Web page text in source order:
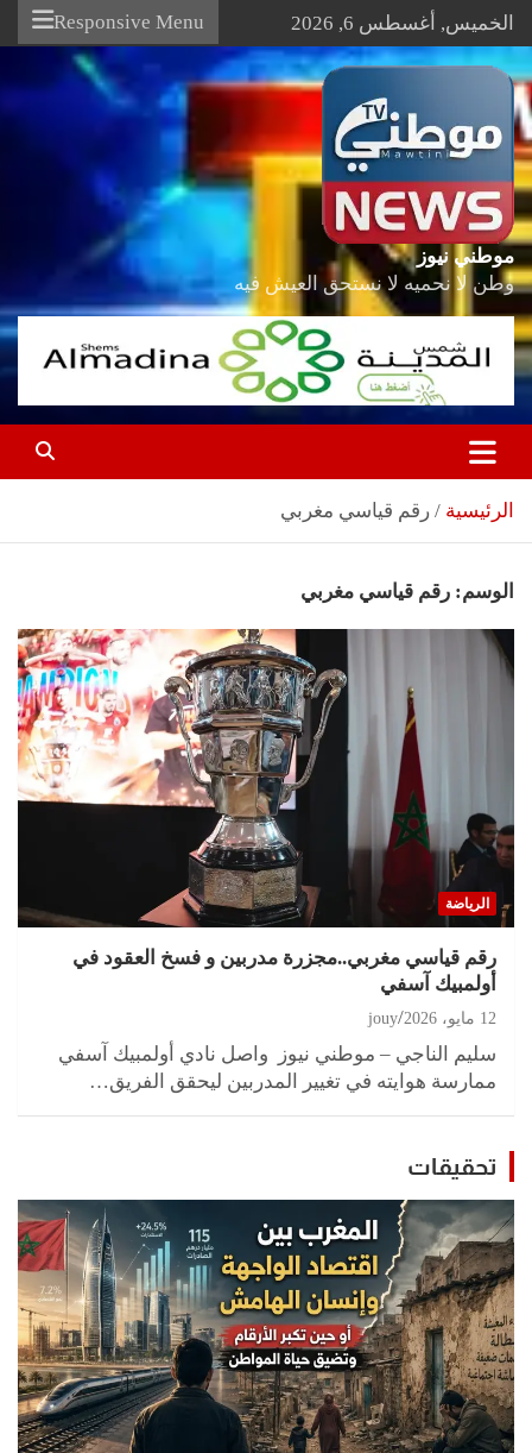
Skip
content
الخميس, أغسطس 6, 2026 Responsive Menu
موطني نيوز
وطن لا نحميه لا نستحق العيش فيه
الرئيسية رقم قياسي مغربي
الوسم: رقم قياسي مغربي
الرياضة
رقم قياسي مغربي..مجزرة مدربين و فسخ العقود في
أولمبيك آسفي
12 مايو، 2026 jouy
سليم الناجي – موطني نيوز واصل نادي أولمبيك آسفي
ممارسة هوايته في تغيير المدربين ليحقق الفريق…
تحقيقات